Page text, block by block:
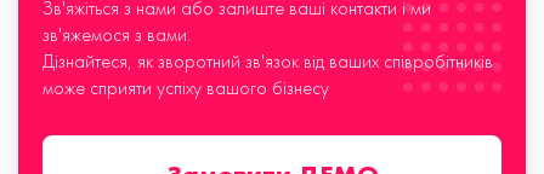
Зв'яжіться з нами або залиште ваші контакти і ми
зв'яжемося з вами.
Дізнайтеся, як зворотний зв'язок від ваших співробітників
може сприяти успіху вашого бізнесу